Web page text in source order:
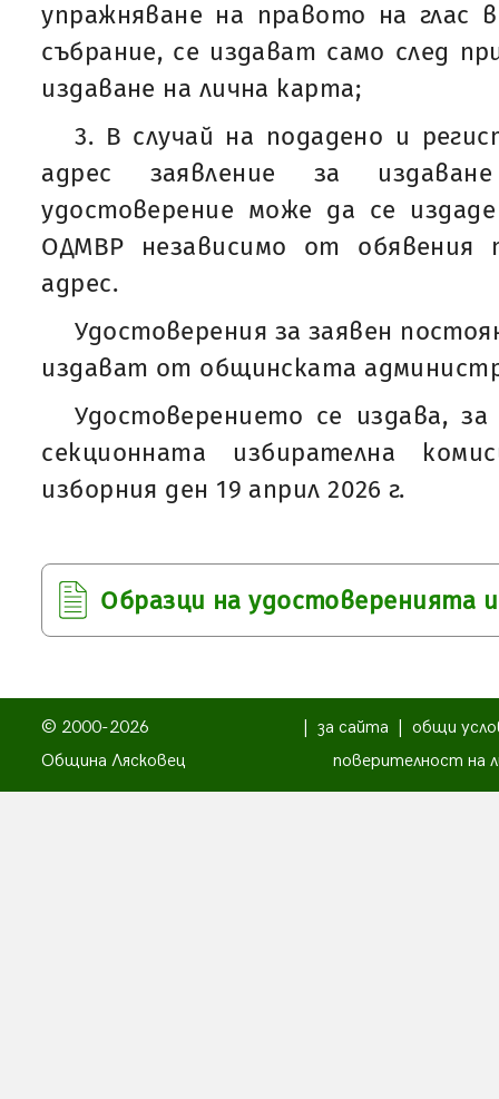
упражняване на правото на глас
събрание, се издават само след
издаване на лична карта;
3. В случай на подадено и
адрес заявление за
удостоверение може да се
ОДМВР независимо от обявения
адрес.
Удостоверения за заявен
издават от общинската
Удостоверението се издава,
секционната избирателна
изборния ден 19 април 2026 г.
Образци на удостоверенията
© 2000-2026
Община Лясковец
за сайта
общи
поверителност на